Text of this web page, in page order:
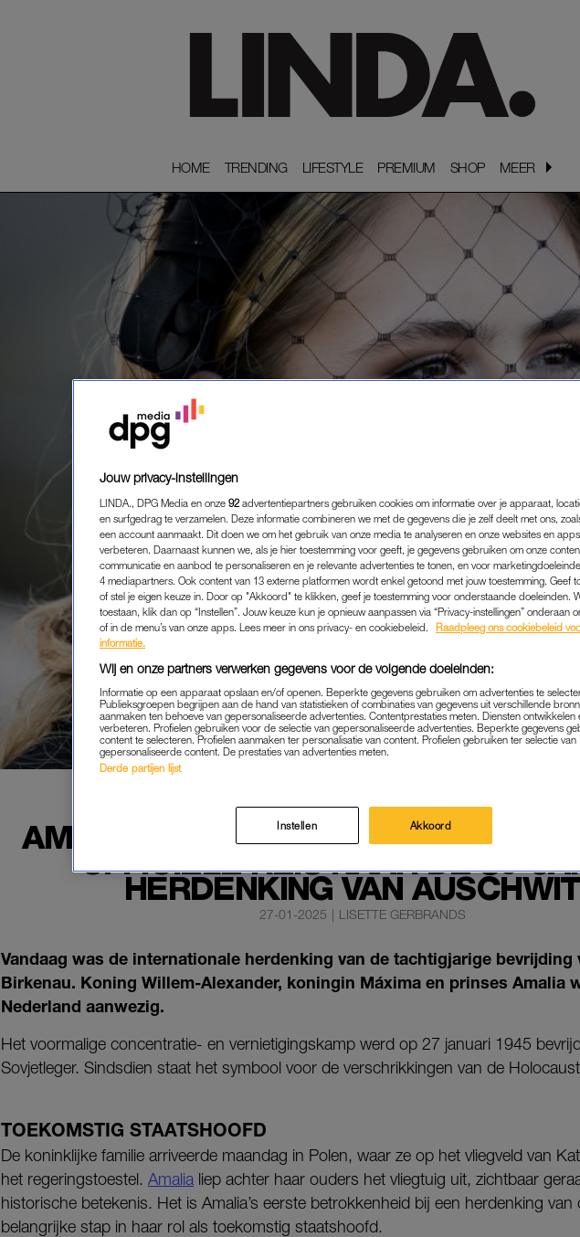
HOME
HOME TRENDING
TRENDING LIFESTYLE
LIFESTYLE PREMIUM
PREMIUM SHOP
SHOP MEER
MEER
AMALIA MAAKT INDRUK MET HAAR
OFFICIËLE REIS NAAR DE 80-
HERDENKING VAN
27-01-2025 | LISETTE GERBRANDS
Vandaag was de internationale herdenking van de tachtigjarige bevrijding
Birkenau. Koning Willem-Alexander, koningin Máxima en prinses Amalia
Nederland aanwezig.
Het voormalige concentratie- en vernietigingskamp werd op 27 januari 1945
Sovjetleger. Sindsdien staat het symbool voor de verschrikkingen van de
TOEKOMSTIG STAATSHOOFD
De koninklijke familie arriveerde maandag in Polen, waar ze op het vliegveld van
het regeringstoestel. Amalia liep achter haar ouders het vliegtuig uit, zichtbaar
historische betekenis. Het is Amalia’s eerste betrokkenheid bij een herdenking van
belangrijke stap in haar rol als toekomstig staatshoofd.
Jouw privacy-instellingen
LINDA., DPG Media en onze 92 advertentiepartners gebruiken cookies om informatie over je apparaat,
en surfgedrag te verzamelen. Deze informatie combineren we met de gegevens die je zelf deelt met ons,
een account aanmaakt. Dit doen we om het gebruik van onze media te analyseren en onze websites en
verbeteren. Daarnaast kunnen we, als je hier toestemming voor geeft, je gegevens gebruiken om onze
communicatie en aanbod te personaliseren en je relevante advertenties te tonen, en voor
4 mediapartners. Ook content van 13 externe platformen wordt enkel getoond met jouw toestemming. Geef
of stel je eigen keuze in. Door op "Akkoord" te klikken, geef je toestemming voor onderstaande doeleinden.
toestaan, klik dan op “Instellen”. Jouw keuze kun je opnieuw aanpassen via “Privacy-instellingen” onderaan
of in de menu’s van onze apps. Lees meer in ons privacy- en cookiebeleid.
Raadpleeg ons cookiebeleid
informatie.
Wij en onze partners verwerken gegevens voor de volgende doeleinden:
Informatie op een apparaat opslaan en/of openen. Beperkte gegevens gebruiken om advertenties te
Publieksgroepen begrijpen aan de hand van statistieken of combinaties van gegevens uit verschillende
aanmaken ten behoeve van gepersonaliseerde advertenties. Contentprestaties meten. Diensten ontwikkelen
verbeteren. Profielen gebruiken voor de selectie van gepersonaliseerde advertenties. Beperkte gegevens
content te selecteren. Profielen aanmaken ter personalisatie van content. Profielen gebruiken ter selectie van
gepersonaliseerde content. De prestaties van advertenties meten.
Derde partijen lijst
Instellen Akkoord